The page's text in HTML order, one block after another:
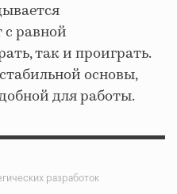
равной
так и проиграть.
основы,
для работы.
разработок